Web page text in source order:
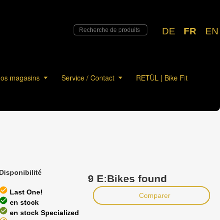
DE FR EN
magasins Service / Contact RETÜL | Bike Fit
Disponibilité
check_circle Last One!
check_circle en stock
check_circle en stock Specialized
9 E:Bikes found
Comparer